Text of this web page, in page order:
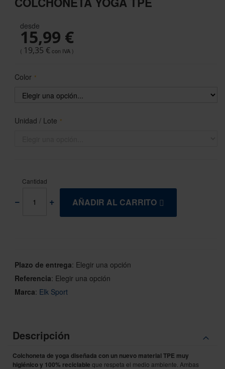
the
images
gallery
desde
15,99 €
19,35 €
Color
Unidad / Lote
Cantidad
AÑADIR AL CARRITO
Plazo de entrega: Elegir una opción
Referencia: Elegir una opción
Marca: Elk Sport
Descripción
Colchoneta de yoga diseñada con un nuevo material TPE muy
higiénico y 100% reciclable que respeta el medio ambiente. Ambas